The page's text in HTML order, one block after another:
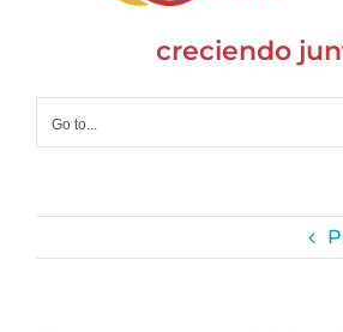
creciendo
Go to...